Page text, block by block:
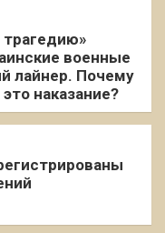
военные
лайнер. Почему
наказание?